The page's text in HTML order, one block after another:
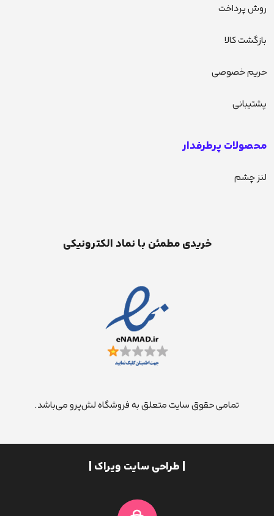
روش پرداخت
بازگشت کالا
حریم خصوصی
پشتیبانی
محصولات پرطرفدار
لنز چشم
خریدی مطمئن با نماد الکترونیکی
تمامی حقوق سایت متعلق به فروشگاه لش‌پرو می‌باشد.
| طراحی سایت ویراک |